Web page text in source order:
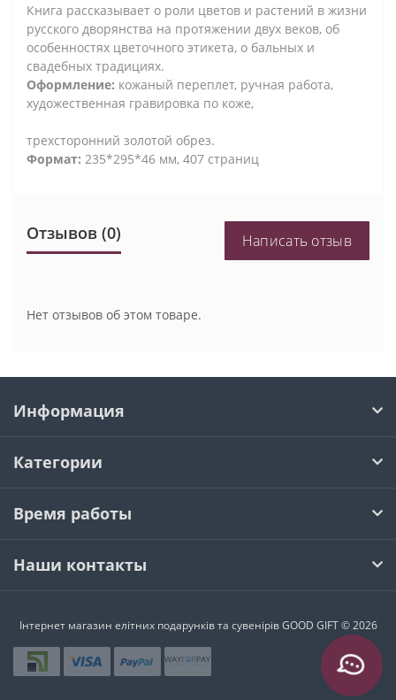
Книга рассказывает о роли цветов и растений в жизни
русского дворянства на протяжении двух веков, об
особенностях цветочного этикета, о бальных и
свадебных традициях.
Оформление: кожаный переплет, ручная работа,
художественная гравировка по коже,
трехсторонний золотой обрез.
Формат: 235*295*46 мм, 407 страниц
Отзывов (0) Написать отзыв
Нет отзывов об этом товаре.
Информация
Категории
Время работы
Наши контакты
Інтернет магазин елітних подарунків та сувенірів GOOD GIFT © 2026